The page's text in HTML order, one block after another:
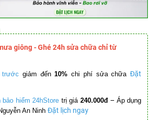
giông - Ghé 24h sửa chữa chỉ từ
giảm đến10% chi phí sửa chữa Đặt
bảo hiểm 24hStore trị giá 240.000đ – Áp dụng
An Ninh Đặt lịch ngay